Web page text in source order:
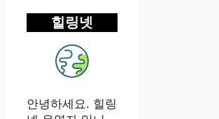
힐링넷
안녕하세요. 힐링